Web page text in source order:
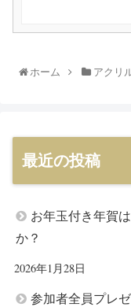
ホーム アクリ
最近の投稿
お年玉付き年賀
か？
2026年1月28日
参加者全員プレ